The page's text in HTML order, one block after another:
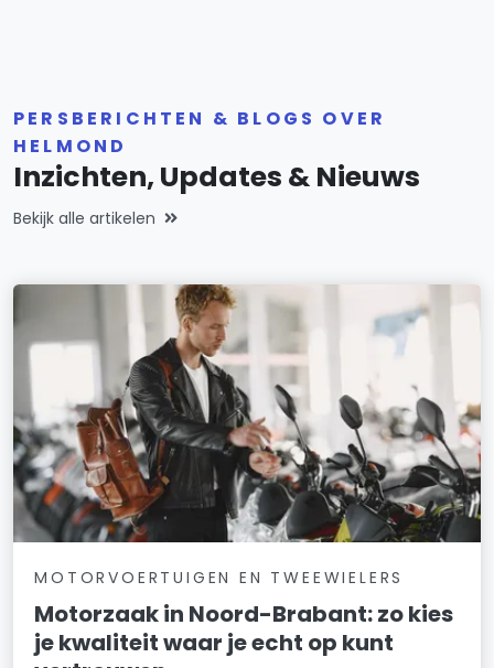
PERSBERICHTEN & BLOGS OVER
HELMOND
Inzichten, Updates & Nieuws
Bekijk alle artikelen
MOTORVOERTUIGEN EN TWEEWIELERS
Motorzaak in Noord-Brabant: zo kies
je kwaliteit waar je echt op kunt